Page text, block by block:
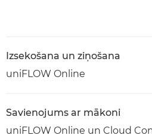
Izsekošana un ziņošana
uniFLOW Online
Savienojums ar mākoni
uniFLOW Online un Cloud